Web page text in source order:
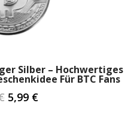
Silber – Hochwertiges
Für BTC Fans
5,99 €